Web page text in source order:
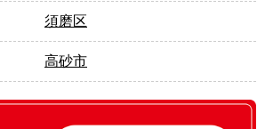
須磨区
高砂市